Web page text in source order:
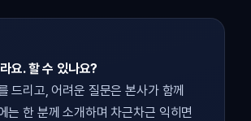
요. 할 수 있나요?
드리고, 어려운 질문은 본사가 함께
는 한 분께 소개하며 차근차근 익히면